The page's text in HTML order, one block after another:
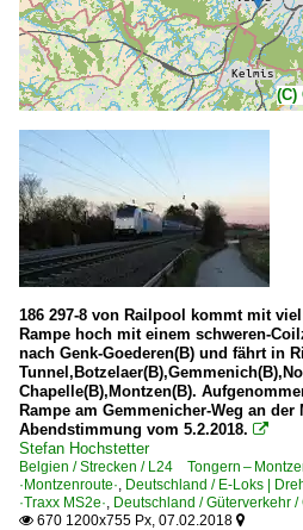
(C)
186 297-8 von Railpool kommt mit
Rampe hoch mit einem schweren-
nach Genk-Goederen(B) und fährt in
Chapelle(B),Montzen(B).
Rampe am Gemmenicher-Weg an
Abendstimmung vom 5.2.2018. 
Stefan Hochstetter
Belgien / Strecken / L24 Tongern –
·Montzenroute· Deutschland / E-Loks |
·Traxx MS2e· Deutschland / Güterverkehr
 670 1200x755 Px, 07.02.2018 